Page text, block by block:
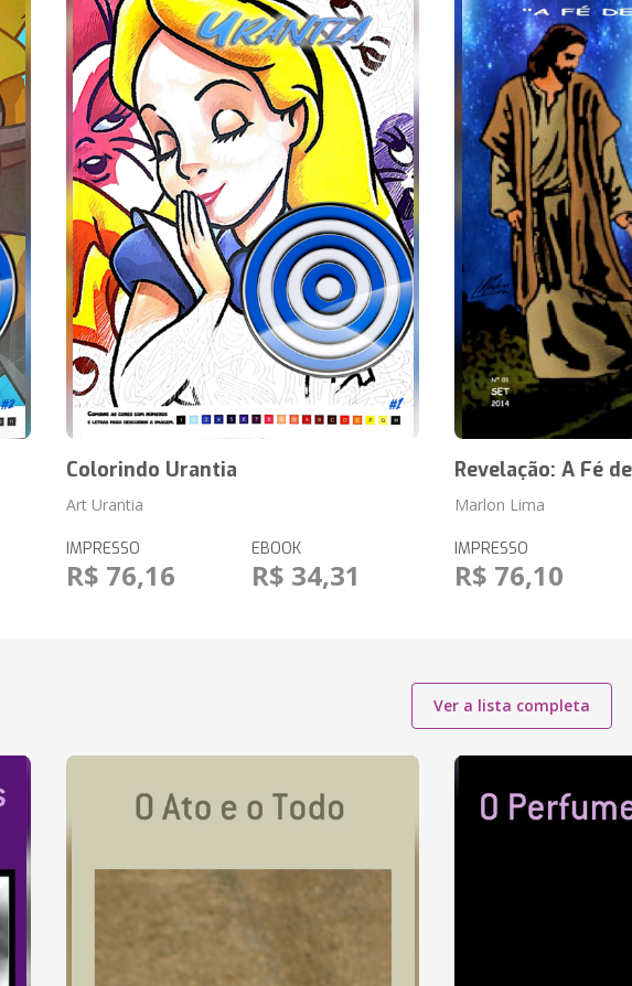
Colorindo Urantia
Art Urantia
IMPRESSO
R$ 76,16
EBOOK
R$ 34,31
Revelação: A Fé
Marlon Lima
IMPRESSO
R$ 76,10
Ver a lista completa